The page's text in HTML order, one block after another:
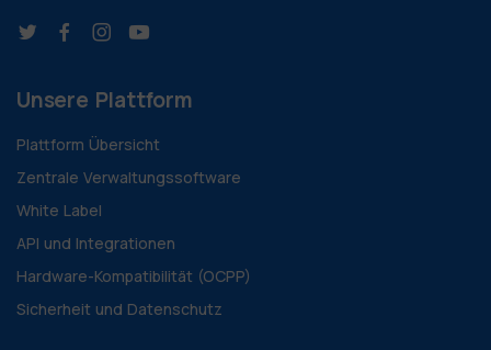
Unsere Plattform
Plattform Übersicht
Zentrale Verwaltungssoftware
White Label
API und Integrationen
Hardware-Kompatibilität (OCPP)
Sicherheit und Datenschutz